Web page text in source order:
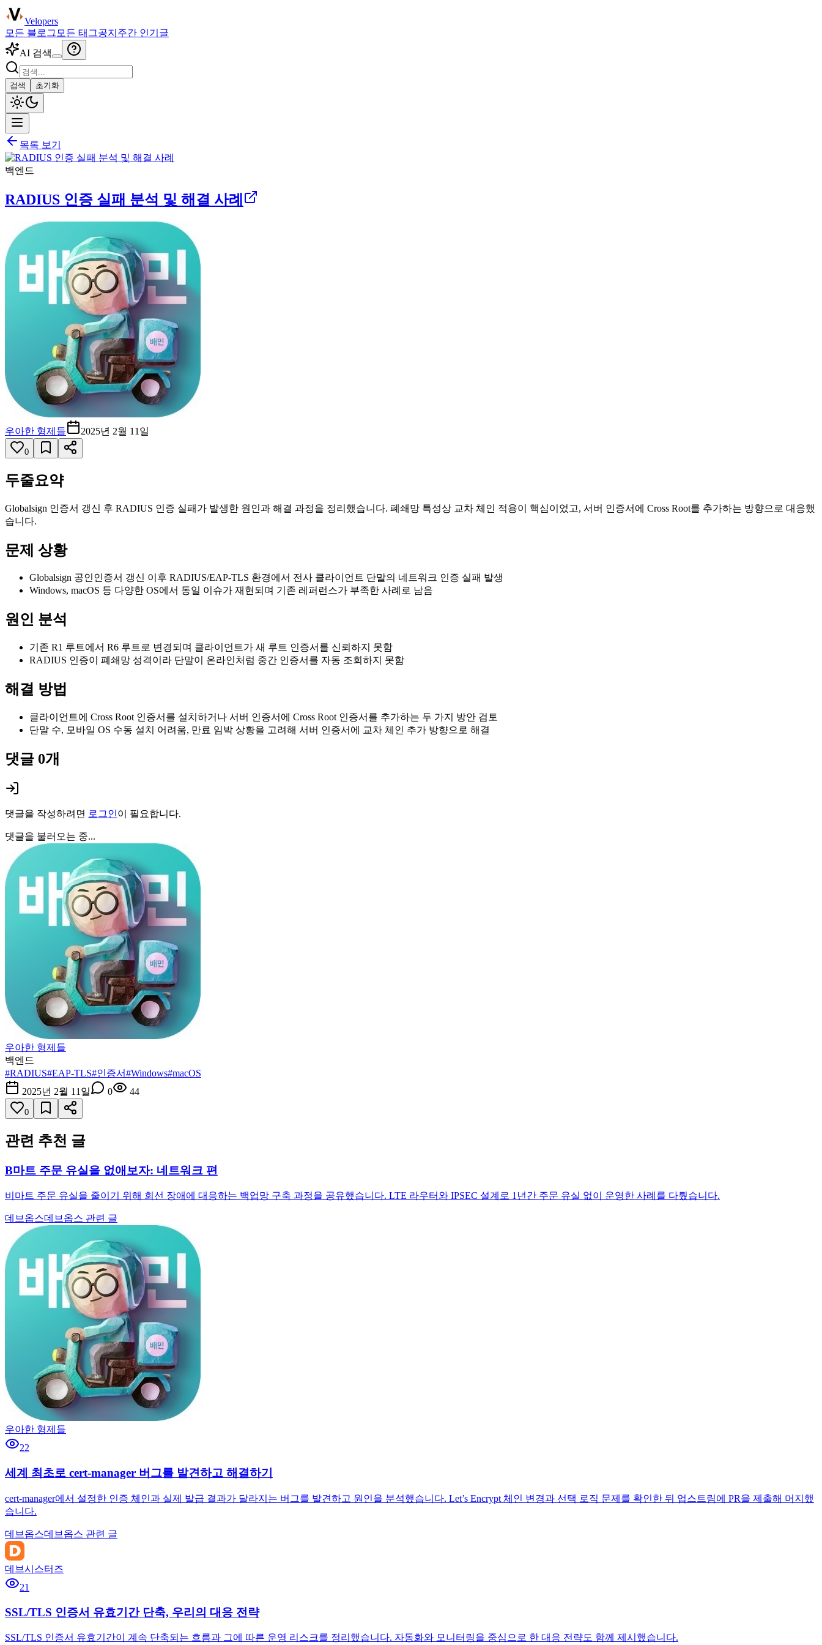
Velopers
모든 블로그 모든 태그공지 주간 인기글
AI 검색
검색 초기화
목록 보기
백엔드
RADIUS 인증 실패 분석 및 해결 사례
우아한 형제들 2025년 2월 11일
0
두줄요약
Globalsign 인증서 갱신 후 RADIUS 인증 실패가 발생한 원인과 해결 과정을 정리했습니다. 폐쇄망 특성상 교차 체인 적용이 핵심이었고, 서버 인증서에 Cross Root를 추가하는 방향으로 대응했
습니다.
문제 상황
Globalsign 공인인증서 갱신 이후 RADIUS/EAP-TLS 환경에서 전사 클라이언트 단말의 네트워크 인증 실패 발생
Windows, macOS 등 다양한 OS에서 동일 이슈가 재현되며 기존 레퍼런스가 부족한 사례로 남음
원인 분석
기존 R1 루트에서 R6 루트로 변경되며 클라이언트가 새 루트 인증서를 신뢰하지 못함
RADIUS 인증이 폐쇄망 성격이라 단말이 온라인처럼 중간 인증서를 자동 조회하지 못함
해결 방법
클라이언트에 Cross Root 인증서를 설치하거나 서버 인증서에 Cross Root 인증서를 추가하는 두 가지 방안 검토
단말 수, 모바일 OS 수동 설치 어려움, 만료 임박 상황을 고려해 서버 인증서에 교차 체인 추가 방향으로 해결
댓글 0개
댓글을 작성하려면 로그인이 필요합니다.
댓글을 불러오는 중...
우아한 형제들
백엔드
#RADIUS#EAP-TLS#인증서#Windows#macOS
2025년 2월 11일
0 44
0
관련 추천 글
B마트 주문 유실을 없애보자: 네트워크 편
비마트 주문 유실을 줄이기 위해 회선 장애에 대응하는 백업망 구축 과정을 공유했습니다. LTE 라우터와 IPSEC 설계로 1년간 주문 유실 없이 운영한 사례를 다뤘습니다.
데브옵스데브옵스 관련 글
우아한 형제들
22
세계 최초로 cert-manager 버그를 발견하고 해결하기
cert-manager에서 설정한 인증 체인과 실제 발급 결과가 달라지는 버그를 발견하고 원인을 분석했습니다. Let’s Encrypt 체인 변경과 선택 로직 문제를 확인한 뒤 업스트림에 PR을 제출해 머지했
습니다.
데브옵스데브옵스 관련 글
데브시스터즈
21
SSL/TLS 인증서 유효기간 단축, 우리의 대응 전략
SSL/TLS 인증서 유효기간이 계속 단축되는 흐름과 그에 따른 운영 리스크를 정리했습니다. 자동화와 모니터링을 중심으로 한 대응 전략도 함께 제시했습니다.